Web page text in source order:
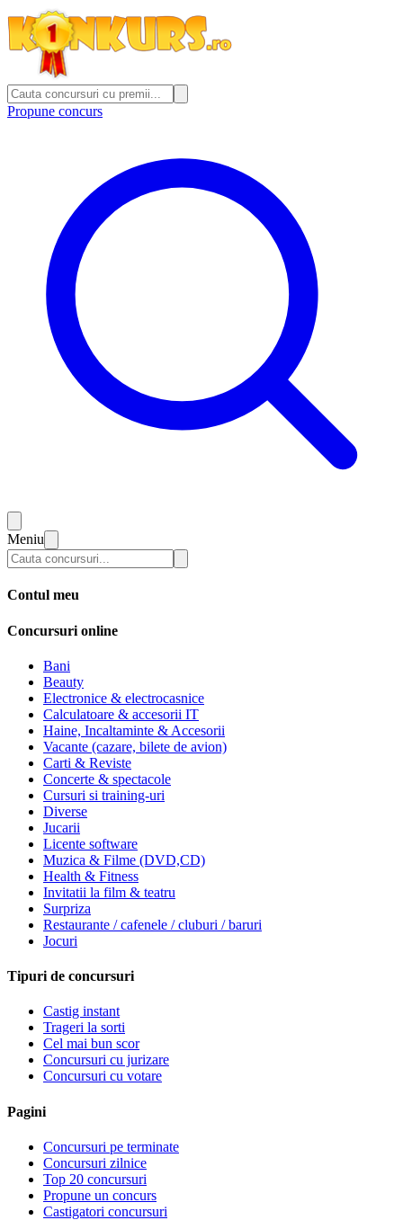
Propune concurs
Meniu
Contul meu
Concursuri online
Bani
Beauty
Electronice & electrocasnice
Calculatoare & accesorii IT
Haine, Incaltaminte & Accesorii
Vacante (cazare, bilete de avion)
Carti & Reviste
Concerte & spectacole
Cursuri si training-uri
Diverse
Jucarii
Licente software
Muzica & Filme (DVD,CD)
Health & Fitness
Invitatii la film & teatru
Surpriza
Restaurante / cafenele / cluburi / baruri
Jocuri
Tipuri de concursuri
Castig instant
Trageri la sorti
Cel mai bun scor
Concursuri cu jurizare
Concursuri cu votare
Pagini
Concursuri pe terminate
Concursuri zilnice
Top 20 concursuri
Propune un concurs
Castigatori concursuri